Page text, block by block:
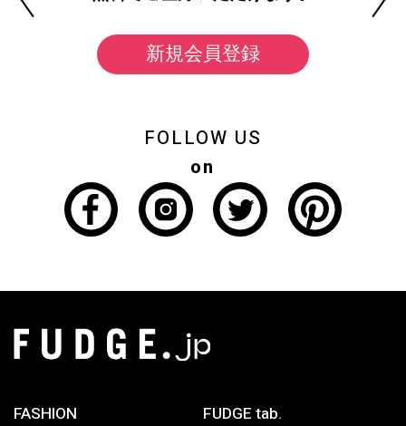
新規会員登録
FOLLOW US
on
FASHION FUDGE tab.